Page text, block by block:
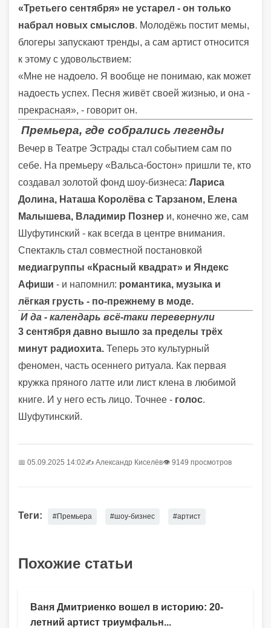
«Третьего сентября» не устарел - он только
набрал новых смыслов. Молодёжь постит мемы,
блогеры запускают тренды, а сам артист относится
к этому с удовольствием:
«Мне не надоело. Я вообще не понимаю, как может
надоесть успех. Песня живёт своей жизнью, и она -
прекрасная», - говорит он.
Премьера, где собрались легенды
Вечер в Театре Эстрады стал событием сам по
себе. На премьеру «Вальса-бостон» пришли те, кто
создавал золотой фонд шоу-бизнеса: Лариса
Долина, Наташа Королёва с Тарзаном, Елена
Малышева, Владимир Познер и, конечно же, сам
Шуфутинский - как всегда в центре внимания.
Спектакль стал совместной постановкой
медиагруппы «Красный квадрат» и Яндекс
Афиши - и напомнил: романтика, музыка и
лёгкая грусть - по-прежнему в моде.
И да - календарь всё-таки перевернули
3 сентября давно вышло за пределы трёх
минут радиохита. Теперь это культурный
феномен, часть осеннего ритуала. Как первая
кружка пряного латте или лист клена в любимой
книге. И у него есть лицо. Точнее - голос.
Шуфутинский.
📅 05.09.2025 14:02✍️ Александр Киселёв👁 9149 просмотров
Теги: #Премьера #шоу-бизнес #артист
Похожие статьи
Ваня Дмитриенко вошел в историю: 20-
летний артист триумфальн...